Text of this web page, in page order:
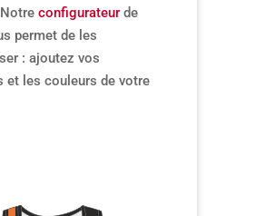
configurateur de
permet de les
: ajoutez vos
et les couleurs de votre